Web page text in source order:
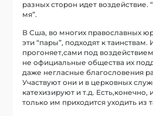
разных сторон идет
мя”.
В Сша, во многих православных
эти “пары”, подходят к таинствам.
прогоняет,сами под
не официальные общества их
даже негласные благословения
Участвуют они и в церковных
катехизируют и т.д.
только им приходится уходить из